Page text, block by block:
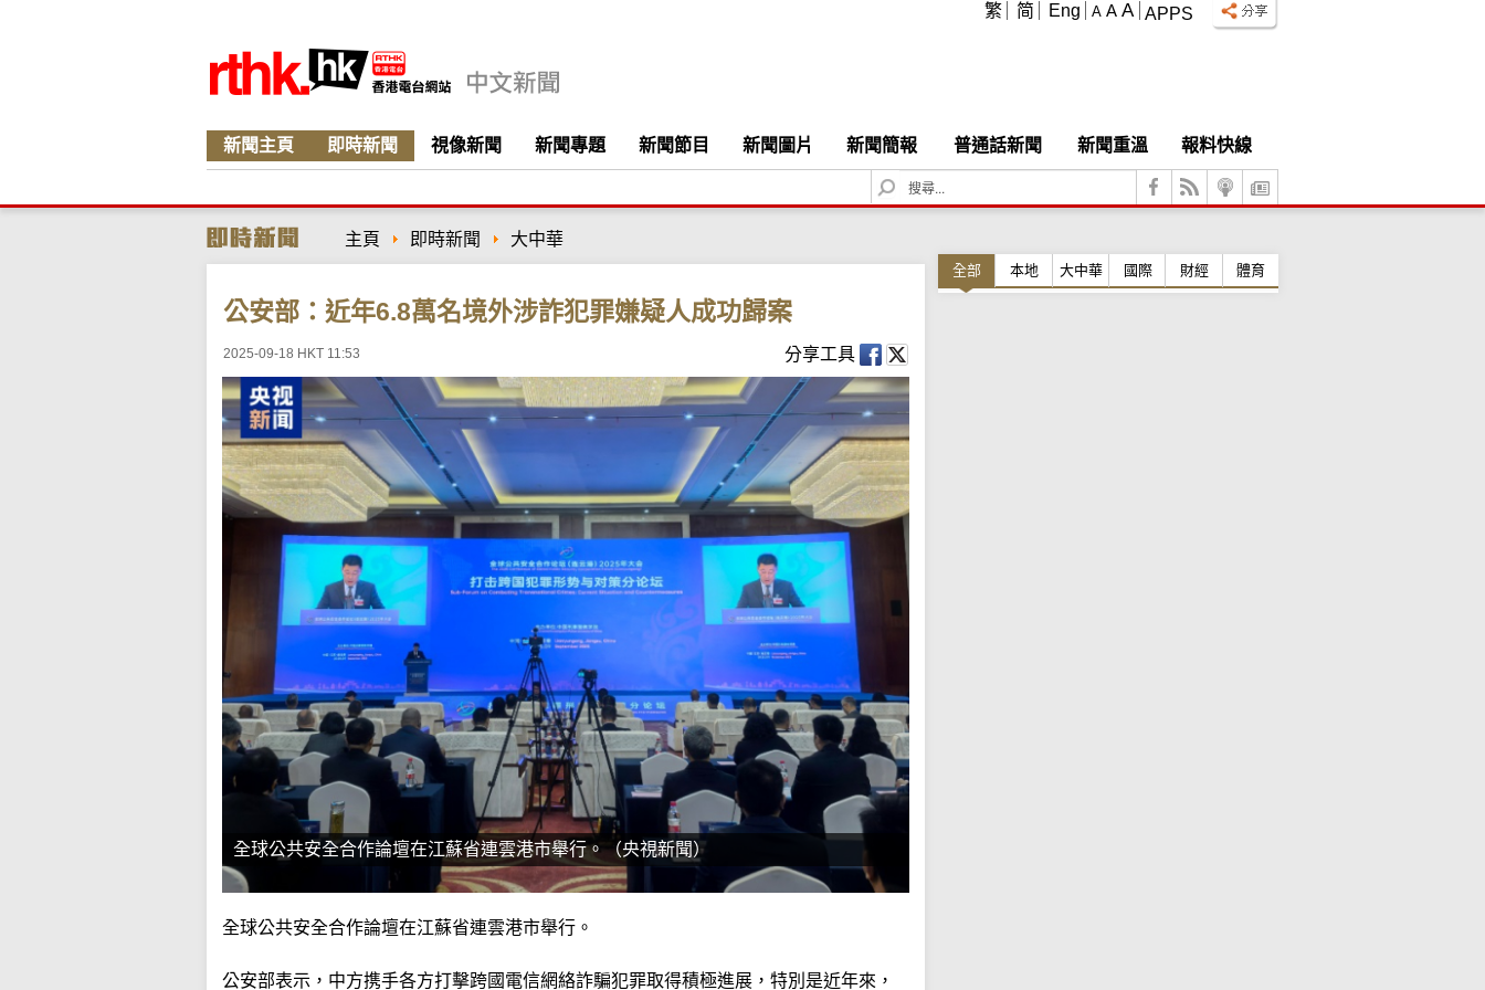
APPS
A A A
繁 简 Eng
新聞主頁 即時新聞 視像新聞 新聞專題 新聞節目 新聞圖片 新聞簡報 普通話新聞 新聞重溫
報料快線
S
e
c
主頁 即時新聞 大中華
公安部：近年6.8萬名境外涉詐犯罪嫌疑人成功歸案
2025-09-18 HKT 11:53 分享工具
全球公共安全合作論壇在江蘇省連雲港市舉行。（央視新聞）
全球公共安全合作論壇在江蘇省連雲港市舉行。
公安部表示，中方携手各方打擊跨國電信網絡詐騙犯罪取得積極進展，特別是近年來，
全部 本地 大中華 國際 財經 體育